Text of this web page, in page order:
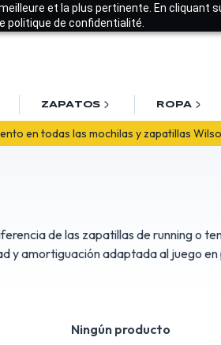
et la plus pertinente. En cliquant
politique de confidentialité.
ZAPATOS ROPA
de un10% en tu primer pedido
de las zapatillas de running o
y amortiguación adaptada al juego
Ningún producto